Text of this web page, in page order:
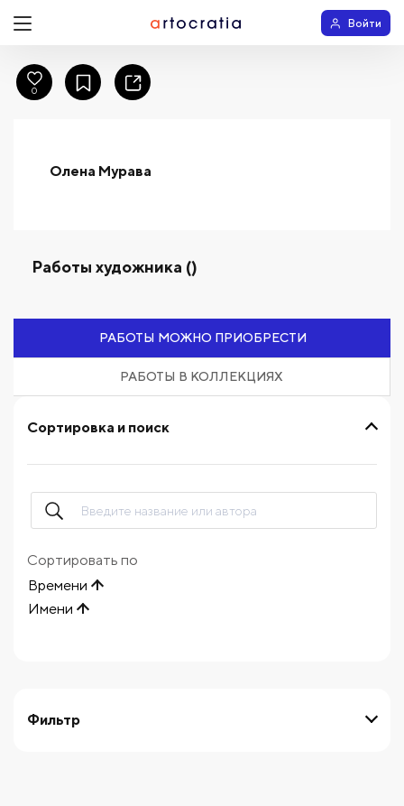
Войти
Олена Мурава
Работы художника ()
РАБОТЫ МОЖНО ПРИОБРЕСТИ
РАБОТЫ В КОЛЛЕКЦИЯХ
Фильтр
Сортировка и поиск
Сортировать по
Времени
Имени
0